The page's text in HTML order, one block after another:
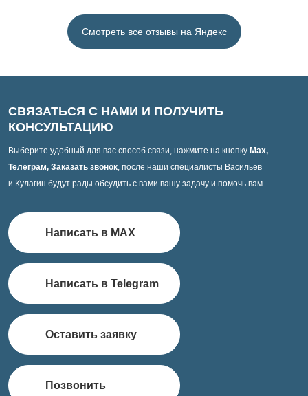
Смотреть все отзывы на Яндекс
СВЯЗАТЬСЯ С НАМИ И ПОЛУЧИТЬ
КОНСУЛЬТАЦИЮ
Выберите удобный для вас способ связи, нажмите на кнопку Max,
Телеграм, Заказать звонок, после наши специалисты Васильев
и Кулагин будут рады обсудить с вами вашу задачу и помочь вам
Написать в MAX
Написать в Telegram
Оставить заявку
Позвонить